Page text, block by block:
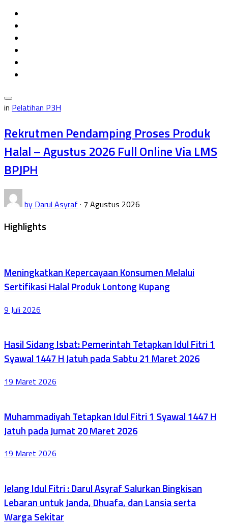
in Pelatihan P3H
Rekrutmen Pendamping Proses Produk
Halal – Agustus 2026 Full Online Via LMS
BPJPH
by Darul Asyraf · 7 Agustus 2026
Highlights
Meningkatkan Kepercayaan Konsumen Melalui
Sertifikasi Halal Produk Lontong Kupang
9 Juli 2026
Hasil Sidang Isbat: Pemerintah Tetapkan Idul Fitri 1
Syawal 1447 H Jatuh pada Sabtu 21 Maret 2026
19 Maret 2026
Muhammadiyah Tetapkan Idul Fitri 1 Syawal 1447 H
Jatuh pada Jumat 20 Maret 2026
19 Maret 2026
Jelang Idul Fitri : Darul Asyraf Salurkan Bingkisan
Lebaran untuk Janda, Dhuafa, dan Lansia serta
Warga Sekitar